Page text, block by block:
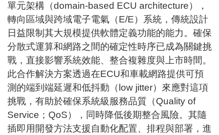
單元架構（domain-based ECU architecture），
轉向區域與跨域電子電氣（E/E）系統，傳統設計
日益限制其大規模提供軟體定義功能的能力。確保
分散式運算和網路之間的確定性時序已成為關鍵挑
戰，直接影響系統效能、整合複雜度與上市時間。
此合作解決方案透過在ECU和車載網路提供可預
測的端到端延遲和低抖動（low jitter）來應對這項
挑戰，有助於確保系統級服務品質（Quality of
Service；QoS），同時降低後期整合風險。其隨
插即用開發方法支援自動化配置、排程與部署，進